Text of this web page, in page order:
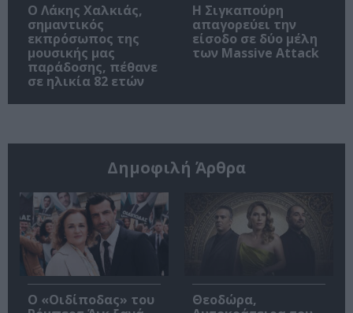
Ο Λάκης Χαλκιάς,
σημαντικός
εκπρόσωπος της
μουσικής μας
παράδοσης, πέθανε
σε ηλικία 82 ετών
Η Σιγκαπούρη
απαγορεύει την
είσοδο σε δύο μέλη
των Massive Attack
Δημοφιλή Άρθρα
O «Οιδίποδας» του
Θεοδώρα,